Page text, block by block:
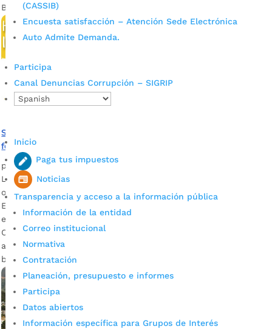
(CASSIB)
Encuesta satisfacción – Atención Sede Electrónica
Auto Admite Demanda.
Participa
Canal Denuncias Corrupción – SIGRIP
Inicio
Paga tus impuestos
Noticias
Transparencia y acceso a la información pública
Información de la entidad
Correo institucional
Normativa
Contratación
Planeación, presupuesto e informes
Participa
Datos abiertos
Información específica para Grupos de Interés
Bucaramanga. La iniciativa tiene como objetivo...
Secretaría del Interior invita a la juventud bumanguesa a
formarse como nuevos líderes en democracia
porAlcaldía de Bucaramanga
Lo podrán hacer a través de un curso gratuito que está
ofreciendo la Registraduría Nacional del Estado Civil con la
Escuela de Administración Pública, Esad. Las inscripciones
estarán abiertas hasta el próximo 31 de julio. José David
Cavanzo, secretario del Interior de Bucaramanga Descargar
audio En aras de formar nuevos líderes entre la juventud
bumanguesa, […]